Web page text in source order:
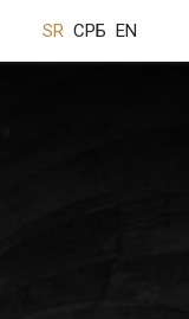
SR СРБ EN